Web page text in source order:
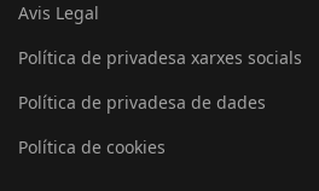
Avis Legal
Política de privadesa xarxes socials
Política de privadesa de dades
Política de cookies